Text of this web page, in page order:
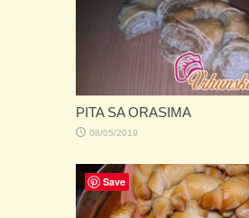
PITA SA ORASIMA
08/05/2019
Save